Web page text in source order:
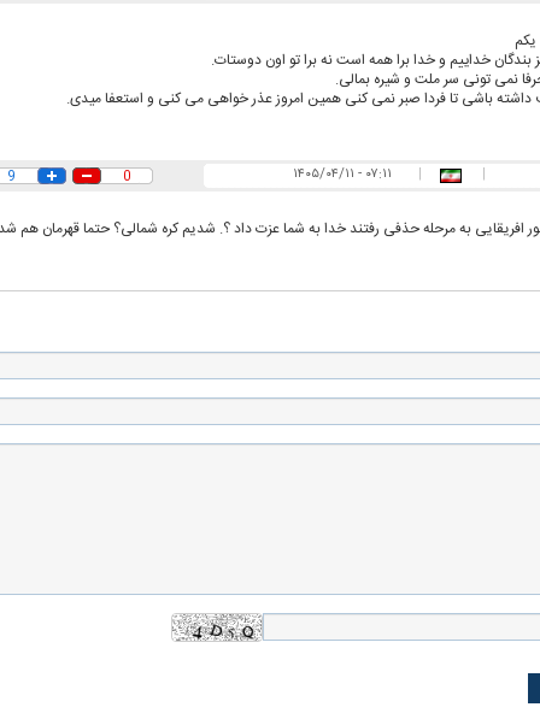
بندگان خداییم و خدا برا همه است نه برا تو اون دوستات.
حرفا نمی تونی سر ملت و شیره بمالی.
داشته باشی تا فردا صبر نمی کنی همین امروز عذر خواهی می کنی و استعفا میدی.
|
| ۰۷:۱۱ - ۱۴۰۵/۰۴/۱۱ 0
9
افریقایی به مرحله حذفی رفتند خدا به شما عزت داد ؟. شدیم کره شمالی؟ حتما قهرمان هم
شاه در ایران
هیچ برنامه‌ای برای بستن تنگه هرمز
ندارند
به جلسه پیوست!